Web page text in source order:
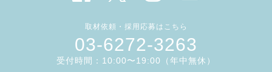
取材依頼・採用応募はこちら
03-6272-3263
受付時間：10:00〜19:00（年中無休）